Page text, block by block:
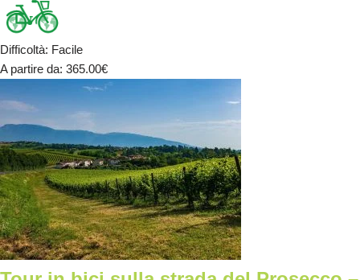
Difficoltà: Facile
A partire da: 365.00€